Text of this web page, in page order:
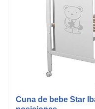
Cuna de bebe Star